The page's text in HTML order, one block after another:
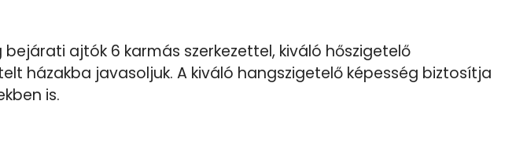
ajtók 6 karmás szerkezettel, kiváló hőszigetelő
házakba javasoljuk. A kiváló hangszigetelő képesség biztosítja
is.